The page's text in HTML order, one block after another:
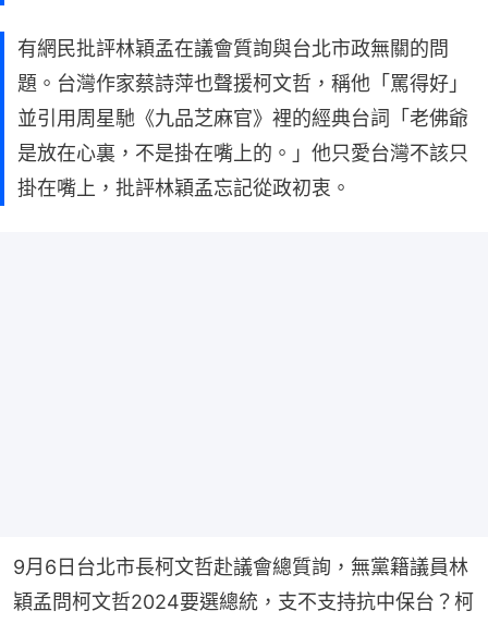
有網民批評林穎孟在議會質詢與台北市政無關的問
題。台灣作家蔡詩萍也聲援柯文哲，稱他「罵得好」
並引用周星馳《九品芝麻官》裡的經典台詞「老佛爺
是放在心裏，不是掛在嘴上的。」他只愛台灣不該只
掛在嘴上，批評林穎孟忘記從政初衷。
9月6日台北市長柯文哲赴議會總質詢，無黨籍議員林
穎孟問柯文哲2024要選總統，支不支持抗中保台？柯